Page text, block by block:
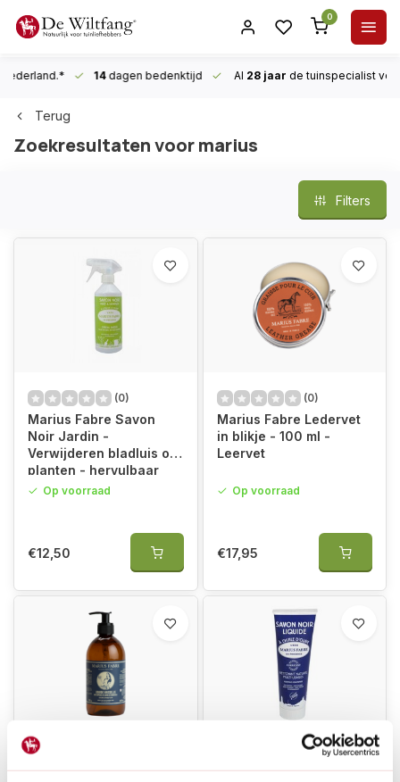
0
14dagen bedenktijd Al 28 jaar de tuinspecialist
Terug
Zoekresultaten voor marius
Filters
(0)
Marius Fabre Savon
Noir Jardin -
Verwijderen bladluis op
planten - hervulbaar
Op voorraad
€12,50
(0)
Marius Fabre Ledervet
in blikje - 100 ml -
Leervet
Op voorraad
€17,95